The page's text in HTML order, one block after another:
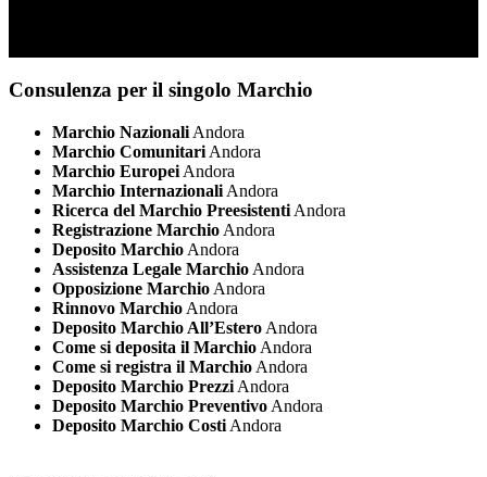
Consulenza per il singolo Marchio
Marchio Nazionali Andora
Marchio Comunitari Andora
Marchio Europei Andora
Marchio Internazionali Andora
Ricerca del Marchio Preesistenti Andora
Registrazione Marchio Andora
Deposito Marchio Andora
Assistenza Legale Marchio Andora
Opposizione Marchio Andora
Rinnovo Marchio Andora
Deposito Marchio All’Estero Andora
Come si deposita il Marchio Andora
Come si registra il Marchio Andora
Deposito Marchio Prezzi Andora
Deposito Marchio Preventivo Andora
Deposito Marchio Costi Andora